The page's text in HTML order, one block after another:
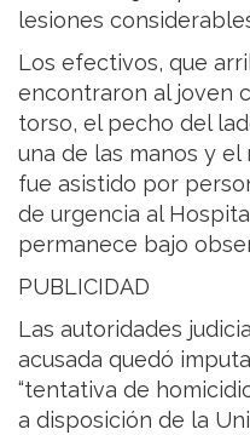
lesiones
Los efectivos, que
encontraron al joven
torso, el pecho del
una de las manos y
fue asistido por
de urgencia al
permanece bajo
PUBLICIDAD
Las autoridades
acusada quedó
“tentativa de
a disposición de la